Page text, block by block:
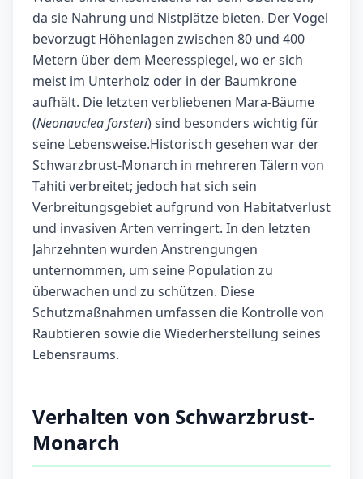
da sie Nahrung und Nistplätze bieten. Der Vogel
bevorzugt Höhenlagen zwischen 80 und 400
Metern über dem Meeresspiegel, wo er sich
meist im Unterholz oder in der Baumkrone
aufhält. Die letzten verbliebenen Mara-Bäume
(Neonauclea forsteri) sind besonders wichtig für
seine Lebensweise.Historisch gesehen war der
Schwarzbrust-Monarch in mehreren Tälern von
Tahiti verbreitet; jedoch hat sich sein
Verbreitungsgebiet aufgrund von Habitatverlust
und invasiven Arten verringert. In den letzten
Jahrzehnten wurden Anstrengungen
unternommen, um seine Population zu
überwachen und zu schützen. Diese
Schutzmaßnahmen umfassen die Kontrolle von
Raubtieren sowie die Wiederherstellung seines
Lebensraums.
Verhalten von Schwarzbrust-
Monarch